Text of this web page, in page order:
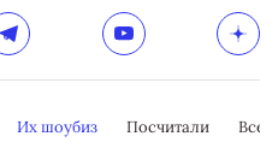
Их шоубиз Посчитали